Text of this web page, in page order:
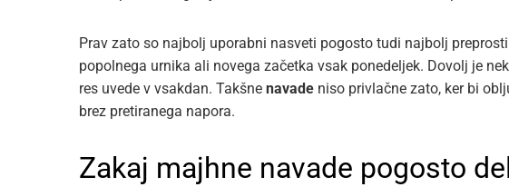
Prav zato so najbolj uporabni nasveti pogosto tudi najbolj
popolnega urnika ali novega začetka vsak ponedeljek. Dovolj je
res uvede v vsakdan. Takšne navade niso privlačne zato, ker bi
brez pretiranega napora.
Zakaj majhne navade pogosto